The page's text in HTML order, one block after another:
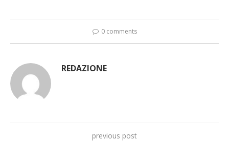
0 comments
REDAZIONE
previous post